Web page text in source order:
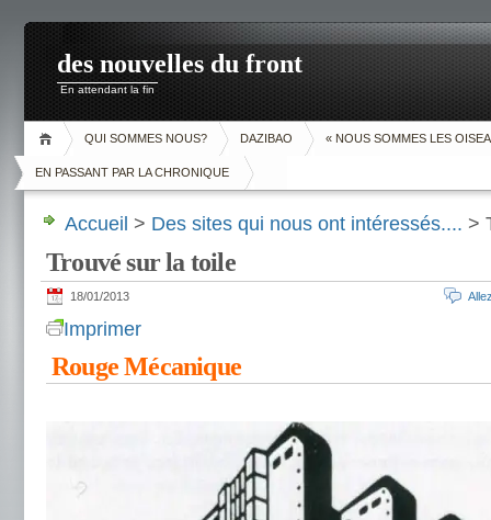
des nouvelles du front
En attendant la fin
QUI SOMMES NOUS? DAZIBAO « NOUS SOMMES LES
EN PASSANT PAR LA CHRONIQUE
Accueil > Des sites qui nous ont intéressés.... >
Trouvé sur la toile
18/01/2013
Imprimer
Rouge Mécanique